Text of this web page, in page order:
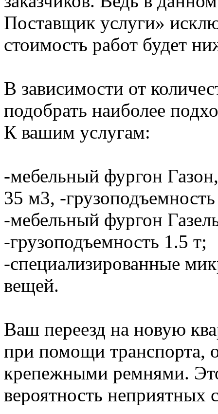
Поставщик услуги»
стоимость работ будет
В зависимости от
подобрать наиболее
К вашим услугам:
-мебельный фургон
35 м3, -
-мебельный фургон
-грузоподъемность 1.5 т;
-специализированные
вещей.
Ваш переезд на новую
при помощи транспорта,
крепежными ремнями.
вероятность неприятных